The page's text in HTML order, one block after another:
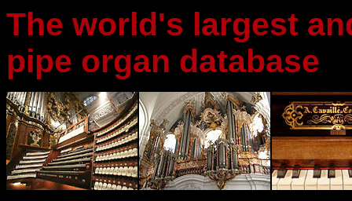
The world's largest
pipe organ database